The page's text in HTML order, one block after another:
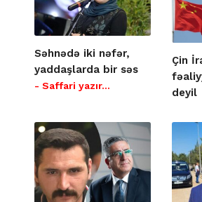
Səhnədə iki nəfər,
yaddaşlarda bir səs
- Saffari yazır…
Çin
deyil